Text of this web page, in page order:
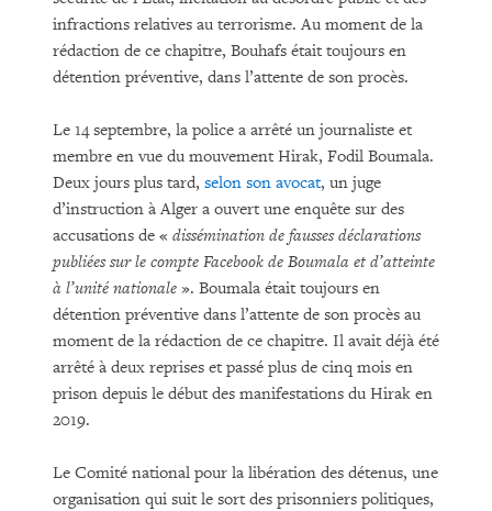
infractions relatives au terrorisme. Au moment de la
rédaction de ce chapitre, Bouhafs était toujours en
détention préventive, dans l’attente de son procès.
Le 14 septembre, la police a arrêté un journaliste et
membre en vue du mouvement Hirak, Fodil Boumala.
Deux jours plus tard, selon son avocat, un juge
d’instruction à Alger a ouvert une enquête sur des
accusations de « dissémination de fausses déclarations
publiées sur le compte Facebook de Boumala et d’atteinte
à l’unité nationale ». Boumala était toujours en
détention préventive dans l’attente de son procès au
moment de la rédaction de ce chapitre. Il avait déjà été
arrêté à deux reprises et passé plus de cinq mois en
prison depuis le début des manifestations du Hirak en
2019.
Le Comité national pour la libération des détenus, une
organisation qui suit le sort des prisonniers politiques,